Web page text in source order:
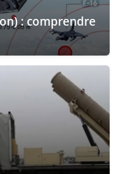
: comprendre